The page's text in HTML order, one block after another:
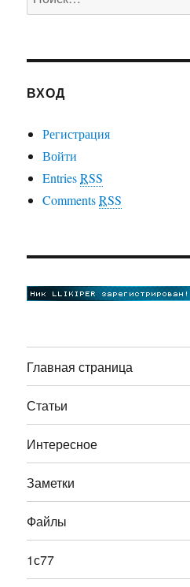
ВХОД
Регистрация
Войти
EntriesRSS
CommentsRSS
Главная страница
Статьи
Интересное
Заметки
Файлы
1с77